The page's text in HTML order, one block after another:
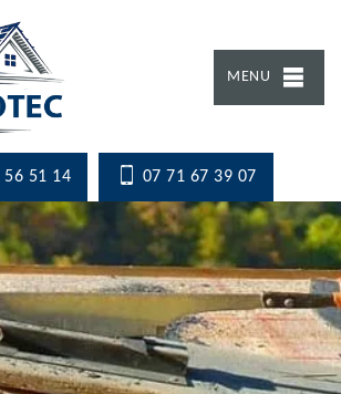
MENU
56 51 14 07 71 67 39 07